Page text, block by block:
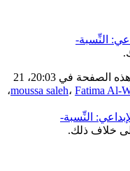
النِّسبة-
آخر تعديل على هذه الصفحة في 20:03، 21
moussa saleh، Fatima Al-
،
النِّسبة-
خلاف ذلك.